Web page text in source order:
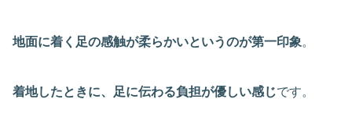
地面に着く足の感触が柔らかいというのが第一印象。
着地したときに、足に伝わる負担が優しい感じです。